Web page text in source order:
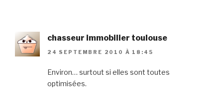
chasseur immobilier toulouse
24 SEPTEMBRE 2010 À 18:45
Environ… surtout si elles sont toutes
optimisées.